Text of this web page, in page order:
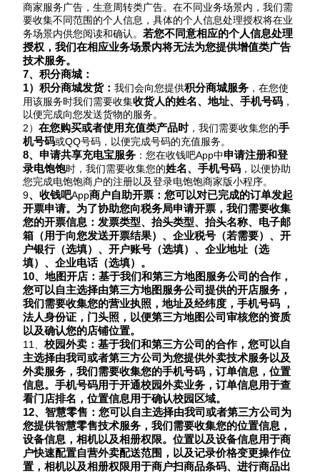
商家服务广告，生意周转类广告。在不同业务场景内，我们需
要收集不同范围的个人信息，具体的个人信息处理授权将在业
务场景内供您阅读和确认。 若您不同意相应的个人信息处理
授权，我们在相应业务场景内将无法为您提供增值类广告
技术服务。
7、积分商城 ：
1）积分商城发货： 我们会向您提供积分商城服务 ，在您使
用该服务时我们需要收集收货人的姓名、地址、手机号码 ，
以便完成向您发送货物的服务。
2） 在您购买或者使用充值类产品时，我们需要收集您的手
机号码或QQ号码 ，以便完成号码的充值服务。
8、 申请共享充电宝服务 ：您在收钱吧App中申请注册和登
录电饱饱时，我们需要收集您的姓名、手机号码 ，以便协助
您完成电饱饱商户的注册以及登录电饱饱商家版小程序。
9、 收钱吧App商户自助开票：您可以对已完成的订单发起
开票申请。为了协助您向税务局申请开票，我们需要收集
您的开票信息：发票类型、抬头类型、抬头名称、电子邮
箱（用于向您发送开票结果）、企业税号（若需要）、开
户银行（选填）、开户账号（选填）、企业地址（选
填）、企业电话（选填）。
10、地图开店：基于我们和第三方地图服务公司的合作，
您可以自主选择由第三方地图服务公司提供的开店服务，
我们需要收集您的营业执照，地址及经纬度，手机号码 ，
法人身份证，门头照，以便第三方地图公司审核您的资质
以及确认您的店铺位置。
11、 校园外卖：基于我们和第三方公司的合作，您可以自
主选择由我司或者第三方公司为您提供外卖技术服务以及
外卖服务，我们需要收集您的手机号码，订单信息，位置
信息。手机号码用于开通校园外卖业务，订单信息用于查
看门店排名，位置信息用于确认校园区域。
12、智慧零售：您可以自主选择由我司或者第三方公司为
您提供智慧零售技术服务，我们需要收集您的位置信息，
设备信息，相机以及相册权限。位置以及设备信息用于商
户快速配置自营外卖配送范围，以及记录价格变更操作位
置，相机以及相册权限用于商户扫商品条码、进行商品出